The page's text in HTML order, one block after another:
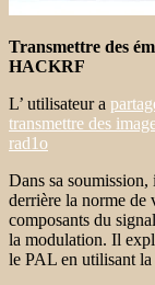
Transmettre des
HACKRF
L’ utilisateur a
transmettre des
rad1o
Dans sa
derrière la norme
composants du
la modulation. Il
le PAL en utilisant